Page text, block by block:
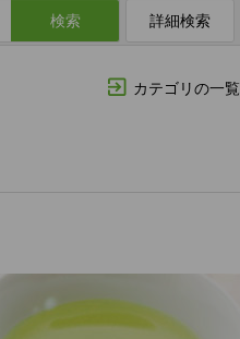
検索 詳細検索
カテゴリの一覧